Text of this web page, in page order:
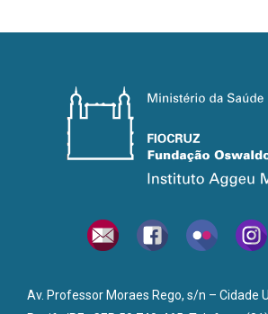
Av. Professor Moraes Rego, s/n – Cidade